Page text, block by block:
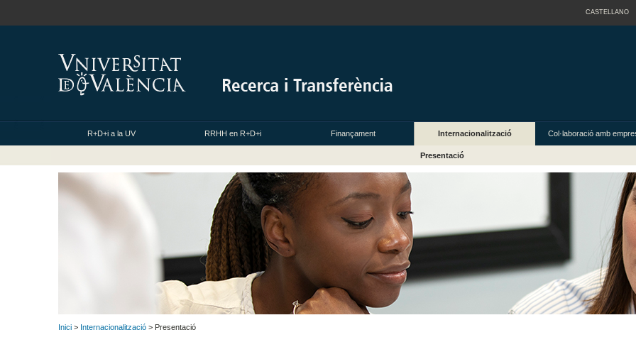
CASTELLANO
R+D+i a la UV RRHH en R+D+i Finançament Internacionalització Col·laboració amb
Presentació
Inici > Internacionalització > Presentació